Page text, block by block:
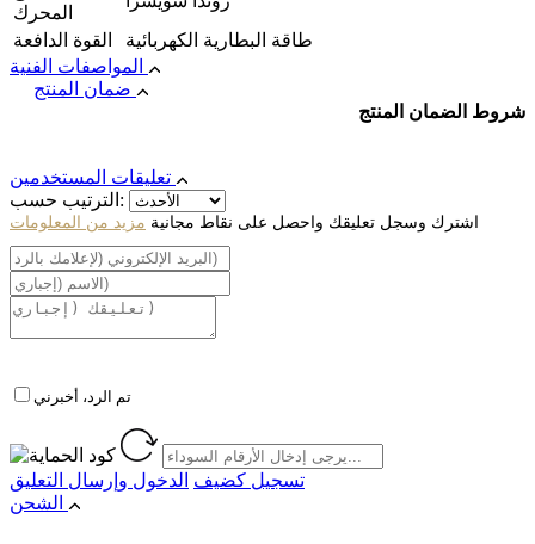
المحرك
القوة الدافعة
طاقة البطارية الكهربائية
شروط الضمان المنتج
الترتيب حسب:
اشترك وسجل تعليقك واحصل على نقاط مجانية مزيد من المعلومات
تم الرد، أخبرني
تسجيل كضيف الدخول وإرسال التعليق